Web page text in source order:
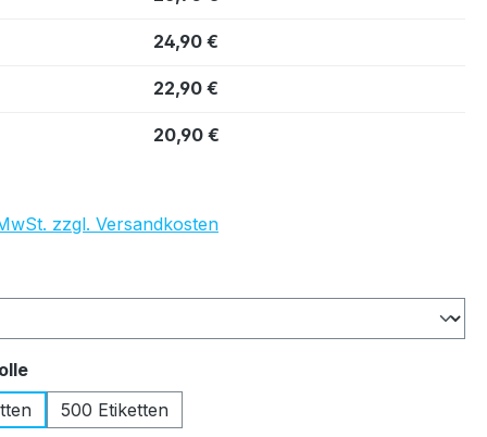
24,90 €
22,90 €
20,90 €
zzgl. Versandkosten
auswählen
500 Etiketten